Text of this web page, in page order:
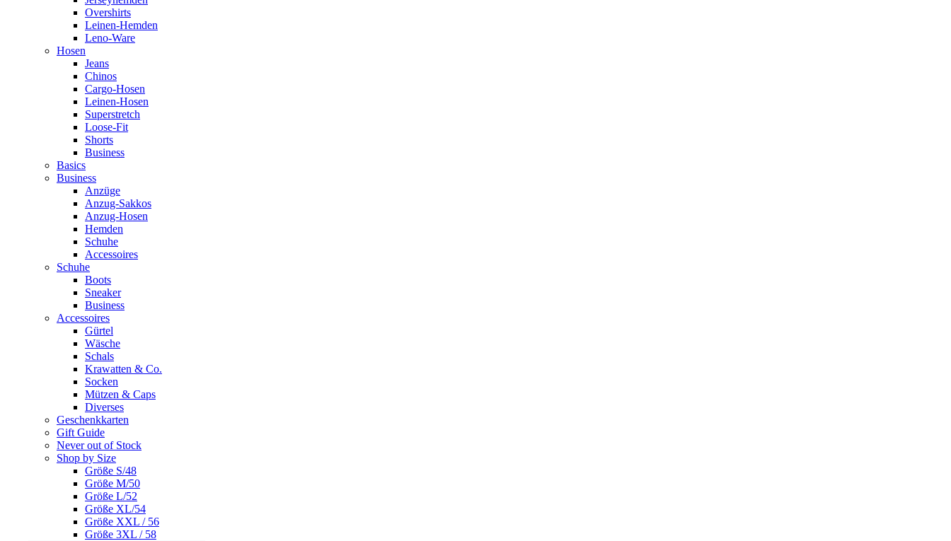
Overshirts
Leinen-Hemden
Leno-Ware
Hosen
Jeans
Chinos
Cargo-Hosen
Leinen-Hosen
Superstretch
Loose-Fit
Shorts
Business
Basics
Business
Anzüge
Anzug-Sakkos
Anzug-Hosen
Hemden
Schuhe
Accessoires
Schuhe
Boots
Sneaker
Business
Accessoires
Gürtel
Wäsche
Schals
Krawatten & Co.
Socken
Mützen & Caps
Diverses
Geschenkkarten
Gift Guide
Never out of Stock
Shop by Size
Größe S/48
Größe M/50
Größe L/52
Größe XL/54
Größe XXL / 56
Größe 3XL / 58